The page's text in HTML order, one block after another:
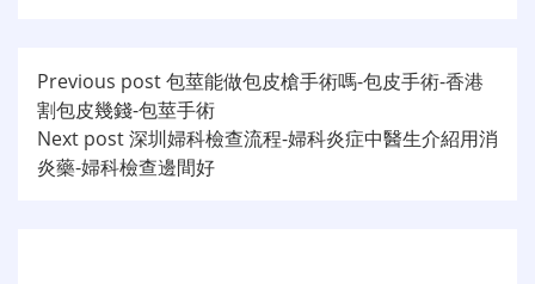
文
章
导
Previous post包莖能做包皮槍手術嗎-包皮手術-香港
割包皮幾錢-包莖手術
Next post深圳婦科檢查流程-婦科炎症中醫生介紹用消
炎藥-婦科檢查邊間好